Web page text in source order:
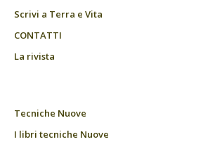
Scrivi a Terra e Vita
CONTATTI
La rivista
Tecniche Nuove
I libri tecniche Nuove